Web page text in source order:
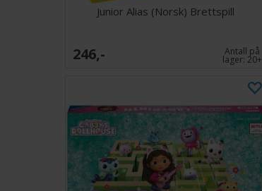
Junior Alias (Norsk) Brettspill
246,- Antall på
lager:20+